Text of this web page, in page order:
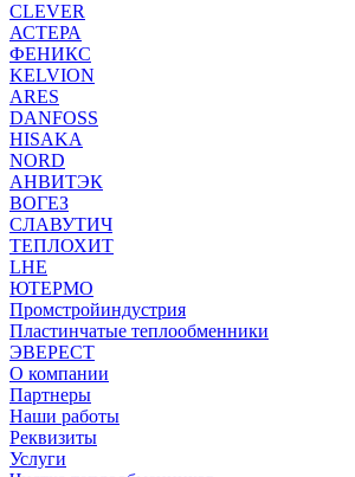
CLEVER
АСТЕРА
ФЕНИКС
KELVION
ARES
DANFOSS
HISAKA
NORD
АНВИТЭК
ВОГЕЗ
СЛАВУТИЧ
ТЕПЛОХИТ
LHE
ЮТЕРМО
Промстройиндустрия
Пластинчатые теплообменники
ЭВЕРЕСТ
О компании
Партнеры
Наши работы
Реквизиты
Услуги